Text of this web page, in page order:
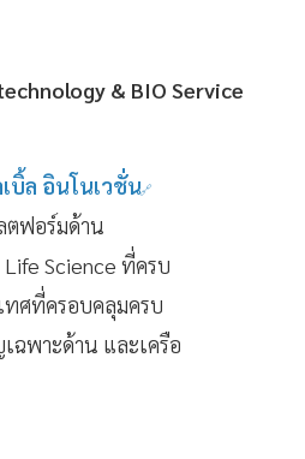
& BIO Service
บิ้ล อินโนเวชั่น
ตฟอร์มด้าน
Science ที่ครบ
ทศที่ครอบคลุมครบ
ฉพาะด้าน และเครือ